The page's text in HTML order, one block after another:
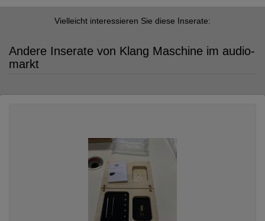
Vielleicht interessieren Sie diese Inserate:
Andere Inserate von Klang Maschine im audio-
markt